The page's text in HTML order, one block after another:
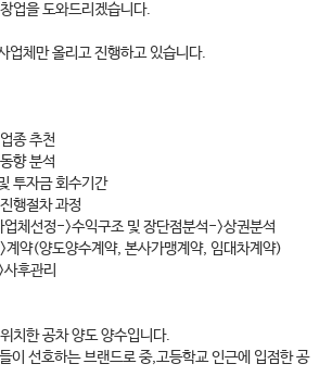
업을 도와드리겠습니다.
업체만 올리고 진행하고 있습니다.
종 추천
향 분석
투자금 회수기간
행절차 과정
체선정->수익구조 및 장단점분석->상권분석
약(양도양수계약, 본사가맹계약, 임대차계약)
후관리
치한 공차 양도 양수입니다.
이 선호하는 브랜드로 중,고등학교 인근에 입점한 공